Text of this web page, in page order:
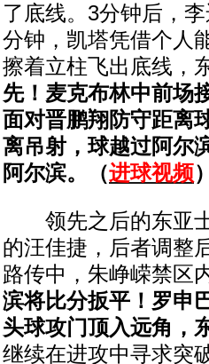
了底线。3分钟后，
分钟，凯塔凭借个人
擦着立柱飞出底线，
先！麦克布林中前场
面对晋鹏翔防守距离
离吊射，球越过阿尔
阿尔滨。（进球视频）
领先之后的东亚士
的汪佳捷，后者调整
路传中，朱峥嵘禁区
滨将比分扳平！罗申
头球攻门顶入远角，
继续在进攻中寻求突